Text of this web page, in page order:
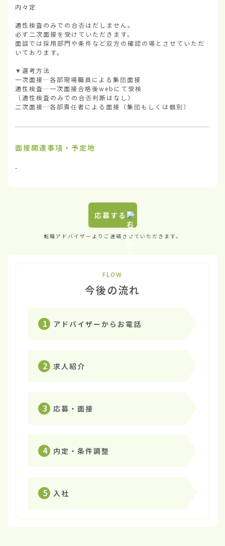
内々定
適性検査のみでの合否はだしません。
必ず二次面接を受けていただきます。
面談では採用部門や条件など双方の確認の場とさせていただ
いております。
▼選考方法
一次面接…各部現場職員による集団面接
適性検査…一次面接合格後webにて受検
（適性検査のみでの合否判断はなし）
二次面接…各部責任者による面接（集団もしくは個別）
面接関連事項・予定地
-
応募する
転職アドバイザーよりご連絡させていただきます。
FLOW
今後の流れ
1 アドバイザーからお電話
2 求人紹介
3 応募・面接
4 内定・条件調整
5 入社